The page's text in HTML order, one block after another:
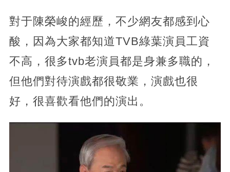
對于陳榮峻的經歷，不少網友都感到心
酸，因為大家都知道TVB綠葉演員工資
不高，很多tvb老演員都是身兼多職的，
但他們對待演戲都很敬業，演戲也很
好，很喜歡看他們的演出。